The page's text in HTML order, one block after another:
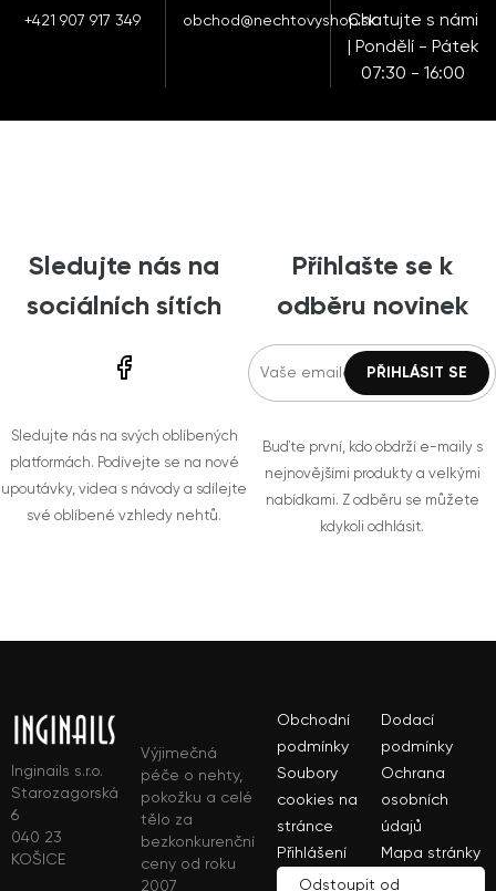
+421 907 917 349 obchod@nechtovyshop.skChatujte s námi
| Pondělí - Pátek
07:30 - 16:00
Sledujte nás na
sociálních sítích
Sledujte nás na svých oblíbených
platformách. Podívejte se na nové
upoutávky, videa s návody a sdílejte
své oblíbené vzhledy nehtů.
Přihlašte se k
odběru novinek
Buďte první, kdo obdrží e-maily s
nejnovějšími produkty a velkými
nabídkami. Z odběru se můžete
kdykoli odhlásit.
Inginails s.r.o.
Starozagorská
6
040 23
KOŠICE
Výjimečná
péče o nehty,
pokožku a celé
tělo za
bezkonkurenční
ceny od roku
2007
Obchodní
podmínky
Dodací
podmínky
Soubory
cookies na
stránce
Ochrana
osobních
údajů
Přihlášení
Mapa stránky
Odstoupit od